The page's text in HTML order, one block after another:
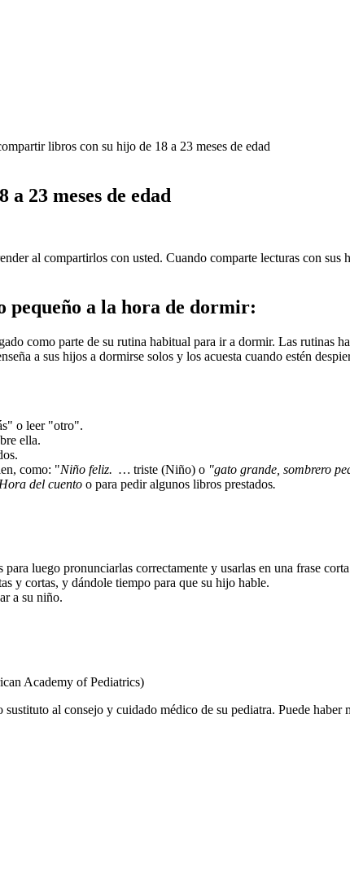
libros con su hijo de 18 a 23 meses de edad
23 meses de edad
al compartirlos con usted. Cuando comparte lecturas con sus
a la hora de dormir:
como parte de su rutina habitual para ir a dormir. Las rutinas
a sus hijos a dormirse solos y los acuesta cuando estén
o leer "otro".
ella.
como: "Niño feliz. … triste (Niño) o "gato grande, sombrero
Hora del cuento o para pedir algunos libros prestados.
luego pronunciarlas correctamente y usarlas en una frase
y cortas, y dándole tiempo para que su hijo hable.
a su niño.
Academy of Pediatrics)
al consejo y cuidado médico de su pediatra. Puede